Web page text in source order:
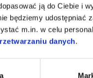
ją do Ciebie i
będziemy udostępniać
m.in. w celu
danych.
o wymiarach A>2600 mm
nieprzelotowych
otworów i zawiesi
stanowią
wentylatory.
wentylatora lub instalacji